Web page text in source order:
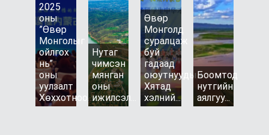
2025
оны
”Өвөр
Монголыг
ойлгох
нь”
оны
уулзалт
Хөххотноо...
Нутаг
чимсэн
мянган
оны
ижилсэл...
Өвөр
Монголд
суралцаж
буй
гадаад
оюутнуудын
Хятад
хэлний...
Боомтод
нутгийн
аялгуу...